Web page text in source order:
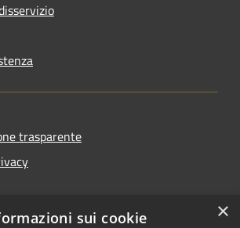
trasparente
accessibilità
×
sui cookie